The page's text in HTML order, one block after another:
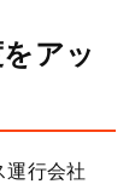
アッ
運行会社